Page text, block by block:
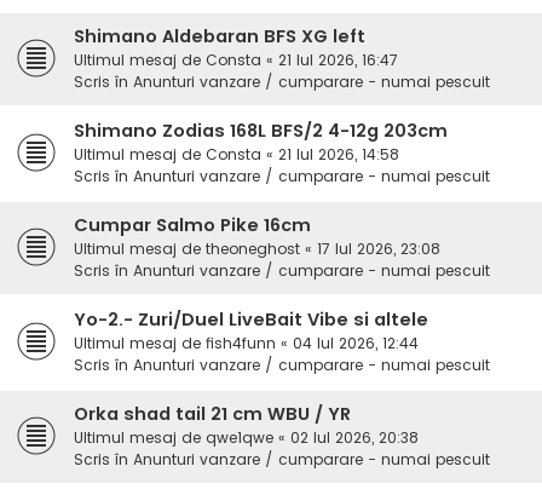
Shimano Aldebaran BFS XG left
Ultimul mesaj de Consta « 21 Iul 2026, 16:47
Scris în Anunturi vanzare / cumparare - numai pescuit
Shimano Zodias 168L BFS/2 4-12g 203cm
Ultimul mesaj de Consta « 21 Iul 2026, 14:58
Scris în Anunturi vanzare / cumparare - numai pescuit
Cumpar Salmo Pike 16cm
Ultimul mesaj de theoneghost « 17 Iul 2026, 23:08
Scris în Anunturi vanzare / cumparare - numai pescuit
Yo-2.- Zuri/Duel LiveBait Vibe si altele
Ultimul mesaj de fish4funn « 04 Iul 2026, 12:44
Scris în Anunturi vanzare / cumparare - numai pescuit
Orka shad tail 21 cm WBU / YR
Ultimul mesaj de qwe1qwe « 02 Iul 2026, 20:38
Scris în Anunturi vanzare / cumparare - numai pescuit